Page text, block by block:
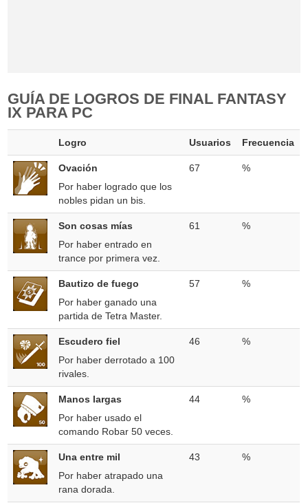
GUÍA DE LOGROS DE FINAL FANTASY
IX PARA PC
Logro Usuarios Frecuencia
Ovación
Por haber logrado que los
nobles pidan un bis.
67 %
Son cosas mías
Por haber entrado en
trance por primera vez.
61 %
Bautizo de fuego
Por haber ganado una
partida de Tetra Master.
57 %
Escudero fiel
Por haber derrotado a 100
rivales.
46 %
Manos largas
Por haber usado el
comando Robar 50 veces.
44 %
Una entre mil
Por haber atrapado una
rana dorada.
43 %